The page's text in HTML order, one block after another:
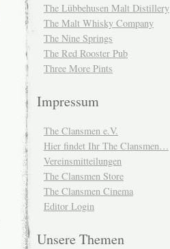
The Lübbehusen Malt Distillery
The Malt Whisky Company
The Nine Springs
The Red Rooster Pub
Three More Pints
Impressum
The Clansmen e.V.
Hier findet Ihr The Clansmen…
Vereinsmitteilungen
The Clansmen Store
The Clansmen Cinema
Editor Login
Unsere Themen